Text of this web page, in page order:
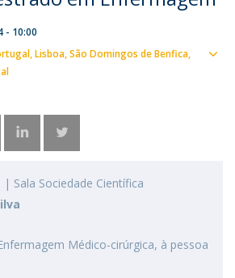
- 10:00
Lisboa São Domingos de Benfica,
Sala Sociedade Científica
Médico-cirúrgica, à pessoa